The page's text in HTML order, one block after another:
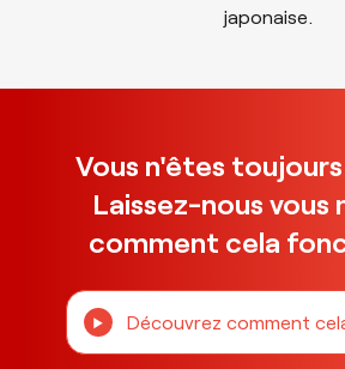
japonaise.
Vous n'êtes toujours
Laissez-nous vous
comment cela
Découvrez comment